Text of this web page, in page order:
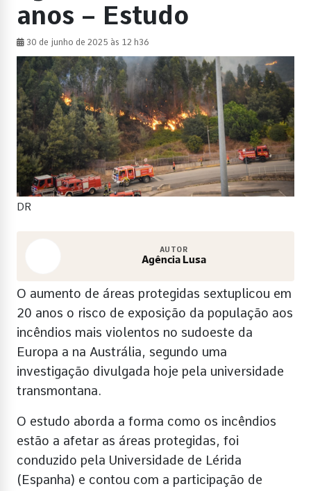
anos – Estudo
30 de junho de 2025 às 12 h36
DR
AUTOR
Agência Lusa
O aumento de áreas protegidas sextuplicou em
20 anos o risco de exposição da população aos
incêndios mais violentos no sudoeste da
Europa a na Austrália, segundo uma
investigação divulgada hoje pela universidade
transmontana.
O estudo aborda a forma como os incêndios
estão a afetar as áreas protegidas, foi
conduzido pela Universidade de Lérida
(Espanha) e contou com a participação de